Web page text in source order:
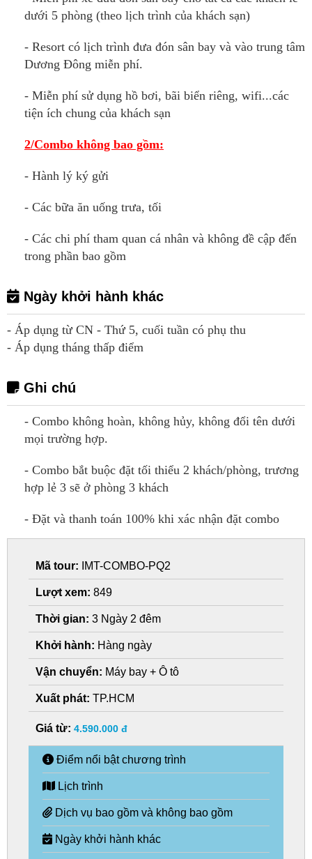
dưới 5 phòng (theo lịch trình của khách sạn)
- Resort có lịch trình đưa đón sân bay và vào trung tâm
Dương Đông miễn phí.
- Miễn phí sử dụng hồ bơi, bãi biển riêng, wifi...các
tiện ích chung của khách sạn
2/Combo không bao gồm:
- Hành lý ký gửi
- Các bữa ăn uống trưa, tối
- Các chi phí tham quan cá nhân và không đề cập đến
trong phần bao gồm
Ngày khởi hành khác
- Áp dụng từ CN - Thứ 5, cuối tuần có phụ thu
- Áp dụng tháng thấp điểm
Ghi chú
- Combo không hoàn, không hủy, không đổi tên dưới
mọi trường hợp.
- Combo bắt buộc đặt tối thiểu 2 khách/phòng, trương
hợp lẻ 3 sẽ ở phòng 3 khách
- Đặt và thanh toán 100% khi xác nhận đặt combo
Mã tour: IMT-COMBO-PQ2
Lượt xem: 849
Thời gian: 3 Ngày 2 đêm
Khởi hành: Hàng ngày
Vận chuyển: Máy bay + Ô tô
Xuất phát: TP.HCM
Giá từ: 4.590.000 đ
Điểm nổi bật chương trình
Lịch trình
Dịch vụ bao gồm và không bao gồm
Ngày khởi hành khác